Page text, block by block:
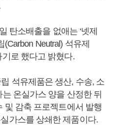
탄소배출을 없애는 ‘넷제
(Carbon Neutral) 석유제
기로 했다고 밝혔다.
석유제품은 생산, 수송, 소
온실가스 양을 산정한 뒤
및 감축 프로젝트에서 발행
가스를 상쇄한 제품이다.